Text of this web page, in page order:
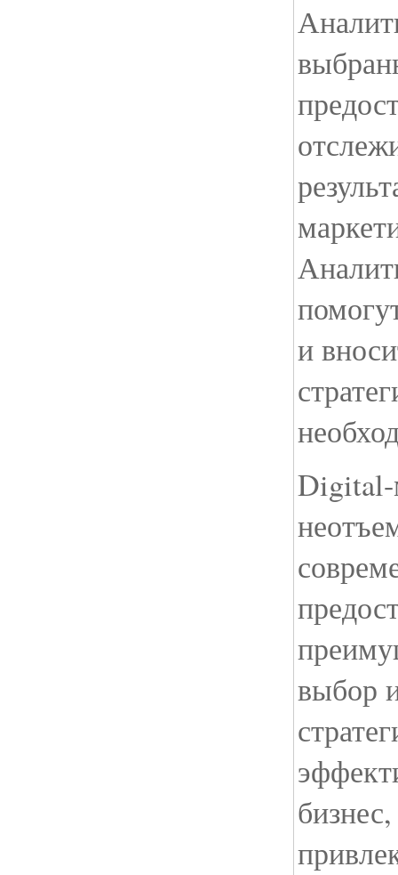
и
Digital-
выбор